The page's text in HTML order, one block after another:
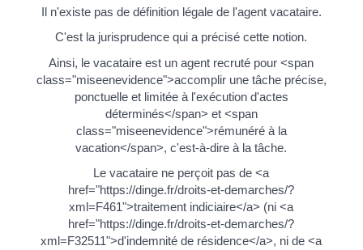
Il n'existe pas de définition légale de l'agent vacataire.
C'est la jurisprudence qui a précisé cette notion.
Ainsi, le vacataire est un agent recruté pour <span
class="miseenevidence">accomplir une tâche précise,
ponctuelle et limitée à l'exécution d'actes
déterminés</span> et <span
class="miseenevidence">rémunéré à la
vacation</span>, c'est-à-dire à la tâche.
Le vacataire ne perçoit pas de <a
href="https://dinge.fr/droits-et-demarches/?
xml=F461">traitement indiciaire</a> (ni <a
href="https://dinge.fr/droits-et-demarches/?
xml=F32511">d'indemnité de résidence</a>, ni de <a